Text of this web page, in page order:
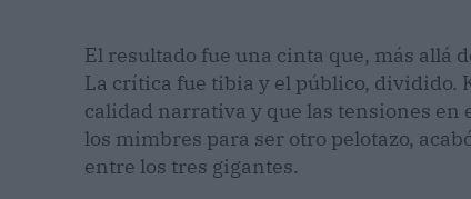
El resultado fue una cinta que, más allá
La crítica fue tibia y el público, dividido.
calidad narrativa y que las tensiones en
los mimbres para ser otro pelotazo,
entre los tres gigantes.